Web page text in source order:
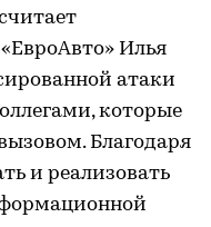
Илья
атаки
которые
Благодаря
и реализовать